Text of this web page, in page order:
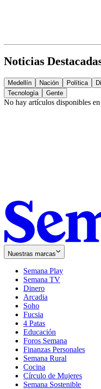
Noticias
Medellín Nación Política
Tecnología
Gente
No hay artículos disponibles
Nuestras marcas
Semana Play
Semana TV
Dinero
Arcadia
Soho
in
new
window
Fucsia
in
new
window
4 Patas
Educación
Foros Semana
Finanzas Personales
Semana Rural
Cocina
Círculo de Mujeres
Semana Sostenible